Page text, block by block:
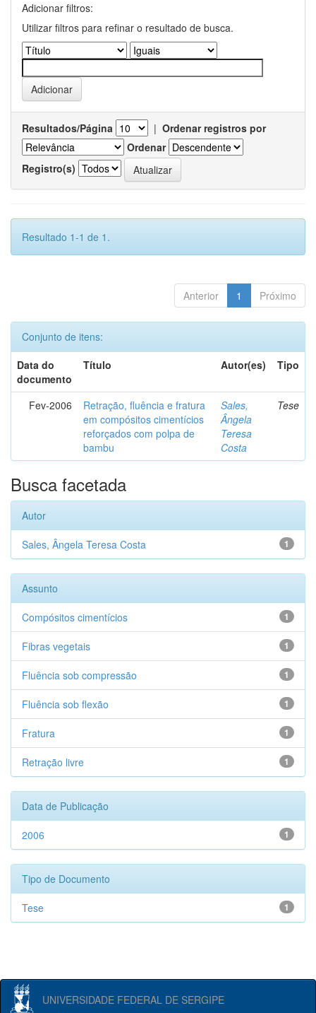
Adicionar filtros:
Utilizar filtros para refinar o resultado de busca.
Resultados/Página | Ordenar registros por
Ordenar
Registro(s)
Resultado 1-1 de 1.
Anterior 1 Próximo
Conjunto de itens:
Data do
documento
Título Autor(es) Tipo
Fev-2006
Retração, fluência e fratura
em compósitos cimentícios
reforçados com polpa de
bambu
Sales,
Ângela
Teresa
Costa
Tese
Busca facetada
Autor
1
Sales, Ângela Teresa Costa
Assunto
1
Compósitos cimentícios
1
Fibras vegetais
1
Fluência sob compressão
1
Fluência sob flexão
1
Fratura
1
Retração livre
Data de Publicação
1
2006
Tipo de Documento
1
Tese
UNIVERSIDADE FEDERAL DE SERGIPE